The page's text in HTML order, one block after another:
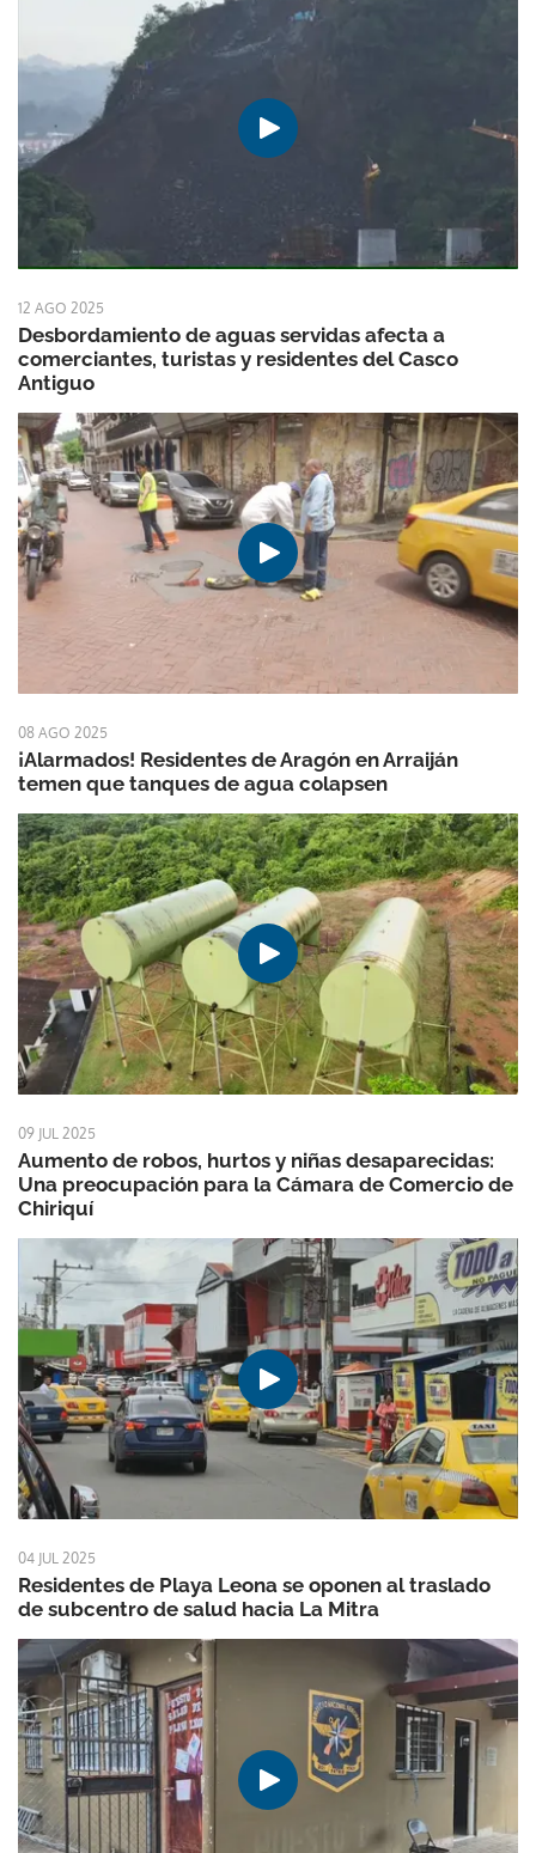
12 AGO 2025
Desbordamiento de aguas servidas afecta a
comerciantes, turistas y residentes del Casco
Antiguo
08 AGO 2025
¡Alarmados! Residentes de Aragón en Arraiján
temen que tanques de agua colapsen
09 JUL 2025
Aumento de robos, hurtos y niñas desaparecidas:
Una preocupación para la Cámara de Comercio de
Chiriquí
04 JUL 2025
Residentes de Playa Leona se oponen al traslado
de subcentro de salud hacia La Mitra